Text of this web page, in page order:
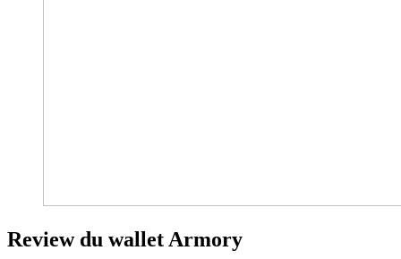
Review du wallet Armory